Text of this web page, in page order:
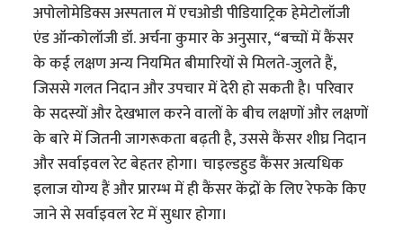
अपोलोमेडिक्स अस्पताल में एचओडी पीडियाट्रिक हेमेटोलॉजी
एंड ऑन्कोलॉजी डॉ. अर्चना कुमार के अनुसार, “बच्चों में कैंसर
के कई लक्षण अन्य नियमित बीमारियों से मिलते-जुलते हैं,
जिससे गलत निदान और उपचार में देरी हो सकती है। परिवार
के सदस्यों और देखभाल करने वालों के बीच लक्षणों और लक्षणों
के बारे में जितनी जागरूकता बढ़ती है, उससे कैंसर शीघ्र निदान
और सर्वाइवल रेट बेहतर होगा। चाइल्डहुड कैंसर अत्यधिक
इलाज योग्य हैं और प्रारम्भ में ही कैंसर केंद्रों के लिए रेफके किए
जाने से सर्वाइवल रेट में सुधार होगा।